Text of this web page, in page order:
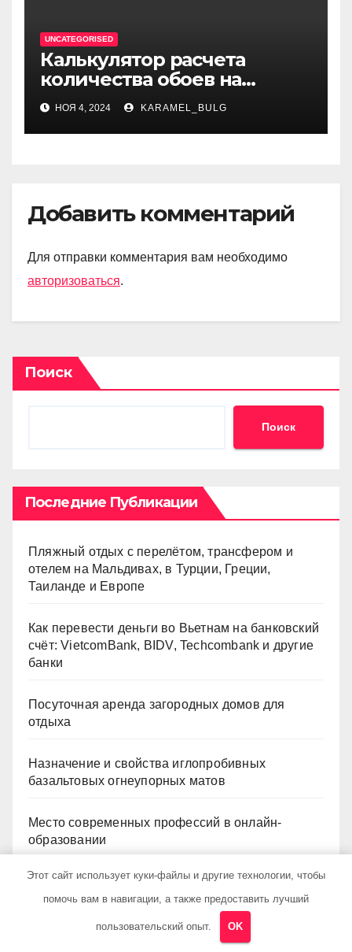
UNCATEGORISED
Калькулятор расчета
количества обоев на
комнату при ремонте
НОЯ 4, 2024 KARAMEL_BULG
Добавить комментарий
Для отправки комментария вам необходимо
авторизоваться.
Поиск
Поиск
Последние Публикации
Пляжный отдых с перелётом, трансфером и
отелем на Мальдивах, в Турции, Греции,
Таиланде и Европе
Как перевести деньги во Вьетнам на банковский
счёт: VietcomBank, BIDV, Techcombank и другие
банки
Посуточная аренда загородных домов для
отдыха
Назначение и свойства иглопробивных
базальтовых огнеупорных матов
Место современных профессий в онлайн-
образовании
Рубрики
Этот сайт использует куки-файлы и другие технологии, чтобы
помочь вам в навигации, а также предоставить лучший
пользовательский опыт. OK